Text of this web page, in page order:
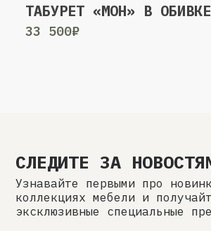
ТАБУРЕТ «МОН» В ОБИВКЕ
33 500₽